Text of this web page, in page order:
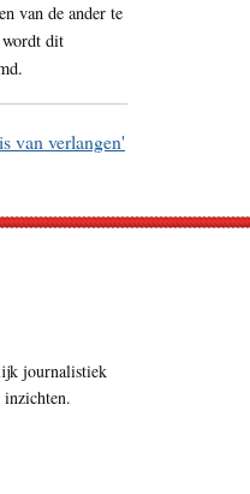
van de ander te
dit
van verlangen'
journalistiek
inzichten.